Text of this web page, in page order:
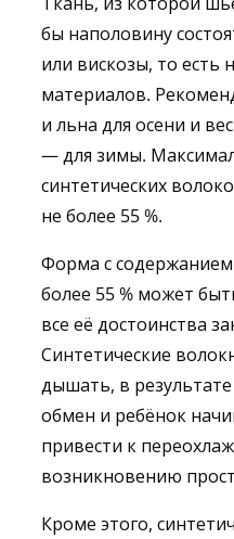
бы наполовину
или вискозы, то есть
материалов.
и льна для осени и
— для зимы.
синтетических
не более 55 %.
Форма с содержанием
более 55 % может
все её достоинства
Синтетические
дышать, в
обмен и ребёнок
привести к
возникновению
Кроме этого,